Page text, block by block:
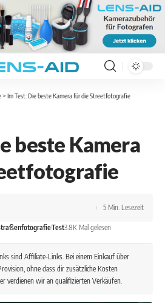
> Im Test: Die beste Kamera für die Streetfotografie
beste Kamera
Test3.8K Mal gelesen
5 Min. Lesezeit
sind Affiliate-Links. Bei einem Einkauf über
ohne dass dir zusätzliche Kosten
verdienen wir an qualifizierten Verkäufen.